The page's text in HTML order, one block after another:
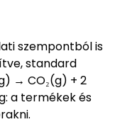
szempontból is
standard
→ CO₂(g) + 2
a termékek és